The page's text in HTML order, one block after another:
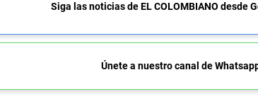
Siga las noticias de EL COLOMBIANO desde
Únete a nuestro canal de